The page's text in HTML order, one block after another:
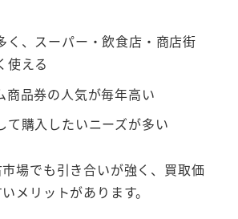
く、スーパー・飲食店・商店街
使える
商品券の人気が毎年高い
て購入したいニーズが多い
場でも引き合いが強く、買取価
メリットがあります。